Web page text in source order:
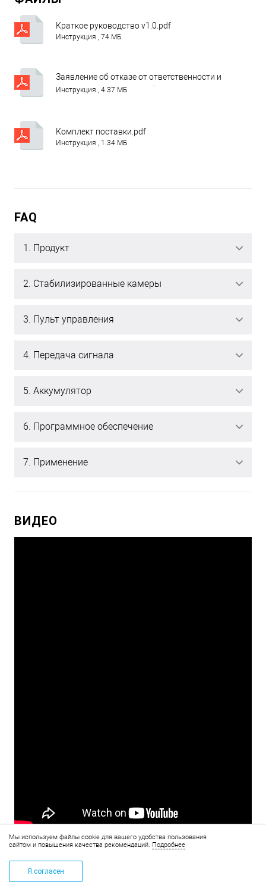
Краткое руководство v1.0.pdf
Инструкция , 74 МБ
Заявление об отказе от ответственности и
руководство по технике безопасности v1.0.pdf
Инструкция , 4.37 МБ
Комплект поставки.pdf
Инструкция , 1.34 МБ
FAQ
1. Продукт
2. Стабилизированные камеры
3. Пульт управления
4. Передача сигнала
5. Аккумулятор
6. Программное обеспечение
7. Применение
ВИДЕО
КОРЗИНА
Мы используем файлы cookie для вашего удобства пользования
сайтом и повышения качества рекомендаций. Подробнее
Я согласен